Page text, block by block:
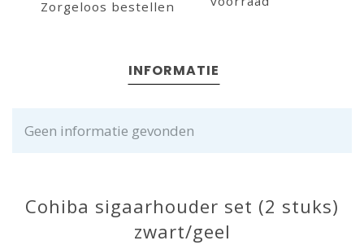
Zorgeloos bestellen
INFORMATIE
Geen informatie gevonden
Cohiba sigaarhouder set (2 stuks)
zwart/geel